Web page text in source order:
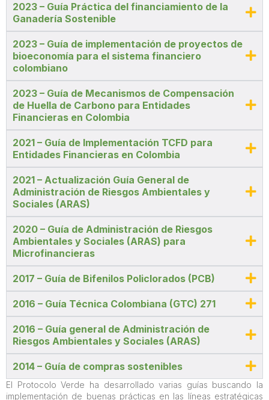
2023 – Guía Práctica del financiamiento de la
Ganadería Sostenible
2023 – Guía de implementación de proyectos de
bioeconomía para el sistema financiero
colombiano
2023 – Guía de Mecanismos de Compensación
de Huella de Carbono para Entidades
Financieras en Colombia
2021 – Guía de Implementación TCFD para
Entidades Financieras en Colombia
2021 – Actualización Guía General de
Administración de Riesgos Ambientales y
Sociales (ARAS)
2020 – Guía de Administración de Riesgos
Ambientales y Sociales (ARAS) para
Microfinancieras
2017 – Guía de Bifenilos Policlorados (PCB)
2016 – Guía Técnica Colombiana (GTC) 271
2016 – Guía general de Administración de
Riesgos Ambientales y Sociales (ARAS)
2014 – Guía de compras sostenibles
El Protocolo Verde ha desarrollado varias guías buscando la
implementación de buenas prácticas en las líneas estratégicas